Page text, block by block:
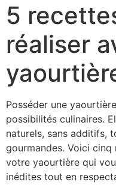
5
réaliser
Posséder une
possibilités culinaires.
naturels, sans additifs,
gourmandes. Voici
votre yaourtière qui
inédites tout en